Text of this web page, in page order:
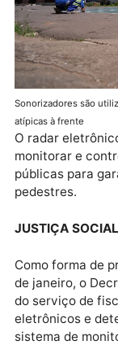
SEGURANÇA
Sonorizadores são
atípicas à frente